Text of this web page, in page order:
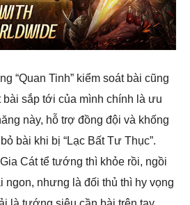
“Quan Tinh” kiểm soát bài cũng
bài sắp tới của mình chính là ưu
này, hỗ trợ đồng đội và khống
bài khi bị “Lạc Bất Tư Thục”.
Cát tể tướng thì khỏe rồi, ngồi
nhưng là đối thủ thì hy vọng